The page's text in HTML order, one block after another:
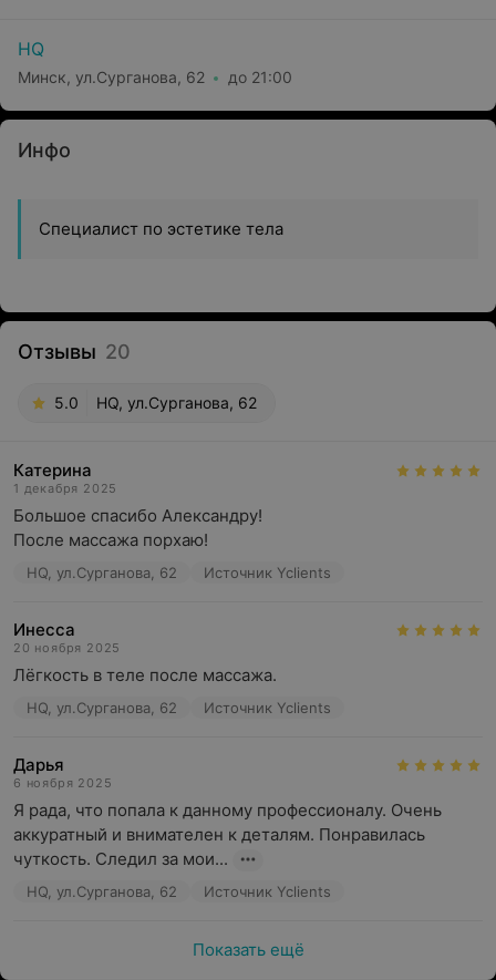
HQ
Минск, ул.Сурганова, 62 до 21:00
Инфо
Специалист по эстетике тела
Отзывы 20
5.0 HQ, ул.Сурганова, 62
Катерина
1 декабря 2025
Большое спасибо Александру!
После массажа порхаю!
HQ, ул.Сурганова, 62 Источник Yclients
Инесса
20 ноября 2025
Лёгкость в теле после массажа.
HQ, ул.Сурганова, 62 Источник Yclients
Дарья
6 ноября 2025
Я рада, что попала к данному профессионалу. Очень
аккуратный и внимателен к деталям. Понравилась
чуткость. Следил за мои...
HQ, ул.Сурганова, 62 Источник Yclients
Показать ещё